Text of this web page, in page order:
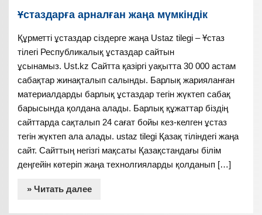
Ұстаздарға арналған жаңа мүмкіндік
Құрметті ұстаздар сіздерге жаңа Ustaz tilegi – Ұстаз
тілегі Республикалық ұстаздар сайтын
ұсынамыз. Ust.kz Сайтта қазіргі уақытта 30 000 астам
сабақтар жинақталып салынды. Барлық жарияланған
материалдарды барлық ұстаздар тегін жүктеп сабақ
барысында қолдана алады. Барлық құжаттар біздің
сайттарда сақталып 24 сағат бойы кез-келген ұстаз
тегін жүктеп ала алады. ustaz tilegi Қазақ тіліндегі жаңа
сайт. Сайттың негізгі мақсаты Қазақстандағы білім
деңгейін көтеріп жаңа технолгияларды қолданып […]
» Читать далее